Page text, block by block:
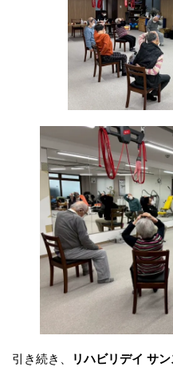
引き続き、 リハビリデイ サ